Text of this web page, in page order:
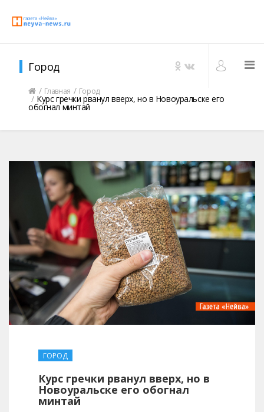
Город
Главная Город
Курс гречки рванул вверх, но в Новоуральске его
обогнал минтай
ГОРОД
Курс гречки рванул вверх, но в
Новоуральске его обогнал
минтай